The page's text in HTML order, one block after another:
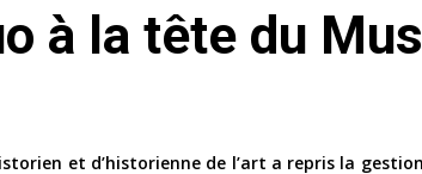
et d’historienne de l’art a repris la